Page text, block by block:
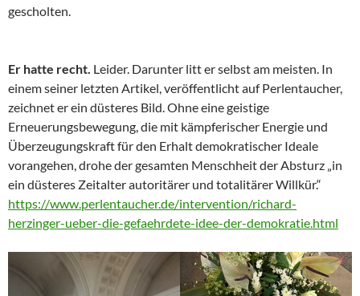
gescholten.
Er hatte recht. Leider. Darunter litt er selbst am meisten. In
einem seiner letzten Artikel, veröffentlicht auf Perlentaucher,
zeichnet er ein düsteres Bild. Ohne eine geistige
Erneuerungsbewegung, die mit kämpferischer Energie und
Überzeugungskraft für den Erhalt demokratischer Ideale
vorangehen, drohe der gesamten Menschheit der Absturz „in
ein düsteres Zeitalter autoritärer und totalitärer Willkür.“
https://www.perlentaucher.de/intervention/richard-
herzinger-ueber-die-gefaehrdete-idee-der-demokratie.html